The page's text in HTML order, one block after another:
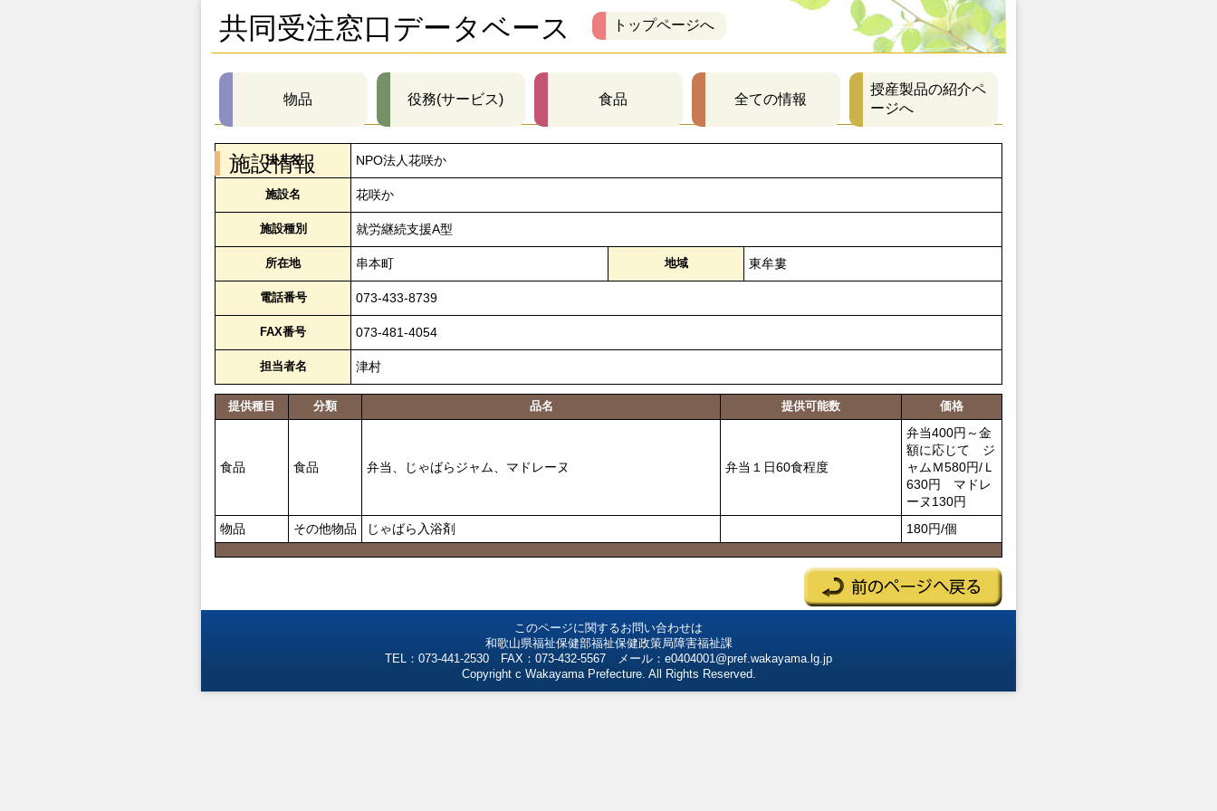
共同受注窓口データベース トップページへ
物品 役務(サービス) 食品 全ての情報
授産製品の紹介ペ
ージへ
施設情報
法人名 NPO法人花咲か
施設名 花咲か
施設種別 就労継続支援A型
所在地 串本町 地域 東牟婁
電話番号 073-433-8739
FAX番号 073-481-4054
担当者名 津村
提供種目 分類 品名 提供可能数 価格
食品 食品 弁当、じゃばらジャム、マドレーヌ 弁当１日60食程度
弁当400円～金
額に応じて ジ
ャムＭ580円/Ｌ
630円 マドレ
ーヌ130円
物品
その他物品 じゃばら入浴剤 180円/個
このページに関するお問い合わせは
和歌山県福祉保健部福祉保健政策局障害福祉課
TEL：073-441-2530 FAX：073-432-5567 メール：e0404001@pref.wakayama.lg.jp
Copyright c Wakayama Prefecture. All Rights Reserved.